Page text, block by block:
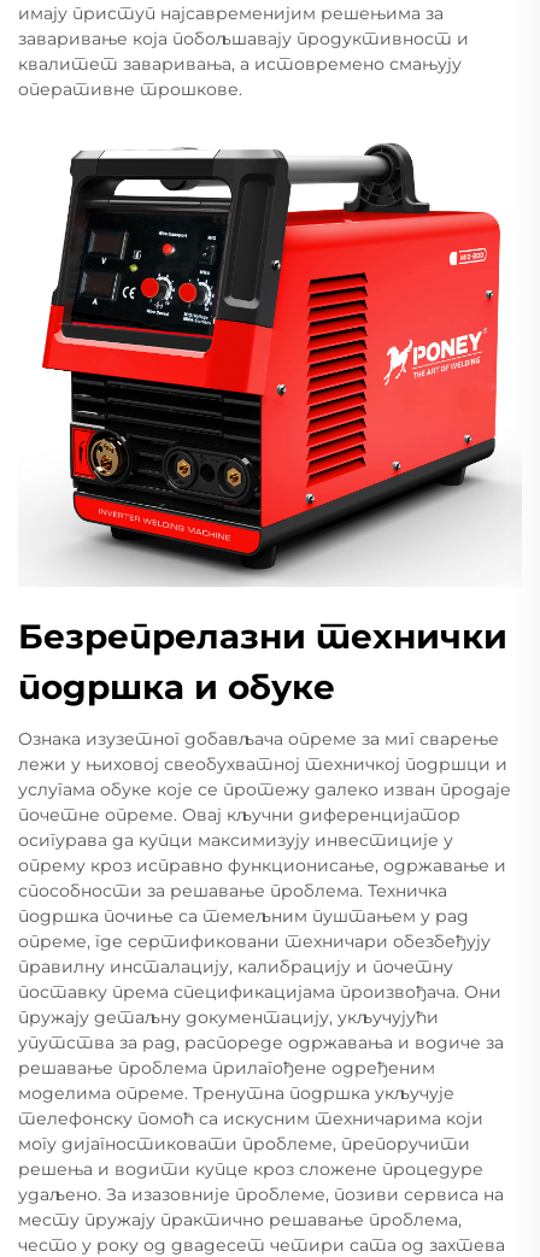
имају приступ најсавременијим решењима за
заваривање која побољшавају продуктивност и
квалитет заваривања, а истовремено смањују
оперативне трошкове.
Безрепрелазни технички
подршка и обуке
Ознака изузетног добављача опреме за миг сварење
лежи у њиховој свеобухватној техничкој подршци и
услугама обуке које се протежу далеко изван продаје
почетне опреме. Овај кључни диференцијатор
осигурава да купци максимизују инвестиције у
опрему кроз исправно функционисање, одржавање и
способности за решавање проблема. Техничка
подршка почиње са темељним пуштањем у рад
опреме, где сертификовани техничари обезбеђују
правилну инсталацију, калибрацију и почетну
поставку према спецификацијама произвођача. Они
пружају детаљну документацију, укључујући
упутства за рад, распореде одржавања и водиче за
решавање проблема прилагођене одређеним
моделима опреме. Тренутна подршка укључује
телефонску помоћ са искусним техничарима који
могу дијагностиковати проблеме, препоручити
решења и водити купце кроз сложене процедуре
удаљено. За изазовније проблеме, позиви сервиса на
месту пружају практично решавање проблема,
често у року од двадесет четири сата од захтева